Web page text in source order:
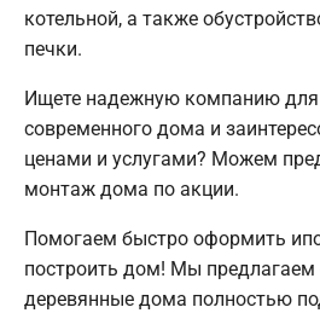
котельной, а также
печки.
Ищете надежную компанию для
современного дома и
ценами и услугами? Можем
монтаж дома по акции.
Помогаем быстро оформить
построить дом! Мы
деревянные дома полностью